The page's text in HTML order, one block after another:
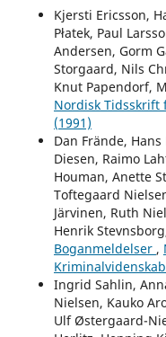
Kjersti Ericsson,
Płatek, Paul
Andersen, Gorm
Storgaard, Nils
Knut Papendorf,
Nordisk Tidsskrift
(1991)
Dan Frände,
Diesen, Raimo
Houman, Anette
Toftegaard
Järvinen, Ruth
Henrik
Boganmeldelser ,
Ingrid Sahlin,
Nielsen, Kauko
Ulf Østergaard-